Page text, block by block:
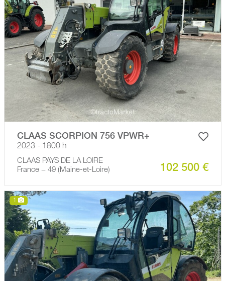
CLAAS SCORPION 756 VPWR+
2023 - 1800 h
CLAAS PAYS DE LA LOIRE
France − 49 (Maine-et-Loire)
102 500 €
1